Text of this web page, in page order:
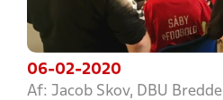
06-02-2020
Af: Jacob Skov, DBU Bredde